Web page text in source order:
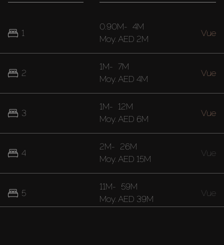
1
2
3
4
5
0.90M- 4M
Moy. AED 2M
Vue
1M- 7M
Moy. AED 4M
Vue
1M- 12M
Moy. AED 6M
Vue
2M- 26M
Moy. AED 15M
Vue
11M- 59M
Moy. AED 39M
Vue